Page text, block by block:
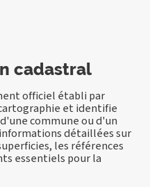
cadastral
officiel établi par
et identifie
commune ou d'un
détaillées sur
les références
essentiels pour la